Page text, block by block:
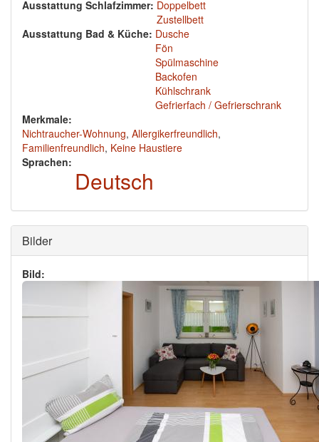
Ausstattung Schlafzimmer: Doppelbett
Zustellbett
Ausstattung Bad & Küche: Dusche
Fön
Spülmaschine
Backofen
Kühlschrank
Gefrierfach / Gefrierschrank
Merkmale:
Nichtraucher-Wohnung, Allergikerfreundlich,
Familienfreundlich, Keine Haustiere
Sprachen:
Deutsch
Ausblenden
Bilder
Bild: